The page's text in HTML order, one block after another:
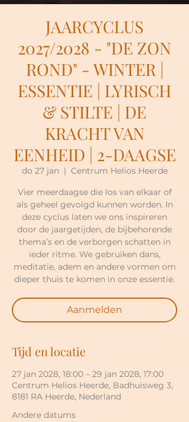
JAARCYCLUS
2027/2028 - "DE ZON
ROND" - WINTER |
ESSENTIE | LYRISCH
& STILTE | DE
KRACHT VAN
EENHEID | 2-DAAGSE
do 27 jan
  |
Centrum Helios Heerde
Vier meerdaagse die los van elkaar of
als geheel gevolgd kunnen worden. In
deze cyclus laten we ons inspireren
door de jaargetijden, de bijbehorende
thema’s en de verborgen schatten in
ieder ritme. We gebruiken dans,
meditatie, adem en andere vormen om
dieper thuis te komen in onze essentie.
Aanmelden
Tijd en locatie
27 jan 2028, 18:00 – 29 jan 2028, 17:00
Centrum Helios Heerde, Badhuisweg 3,
8181 RA Heerde, Nederland
Andere datums